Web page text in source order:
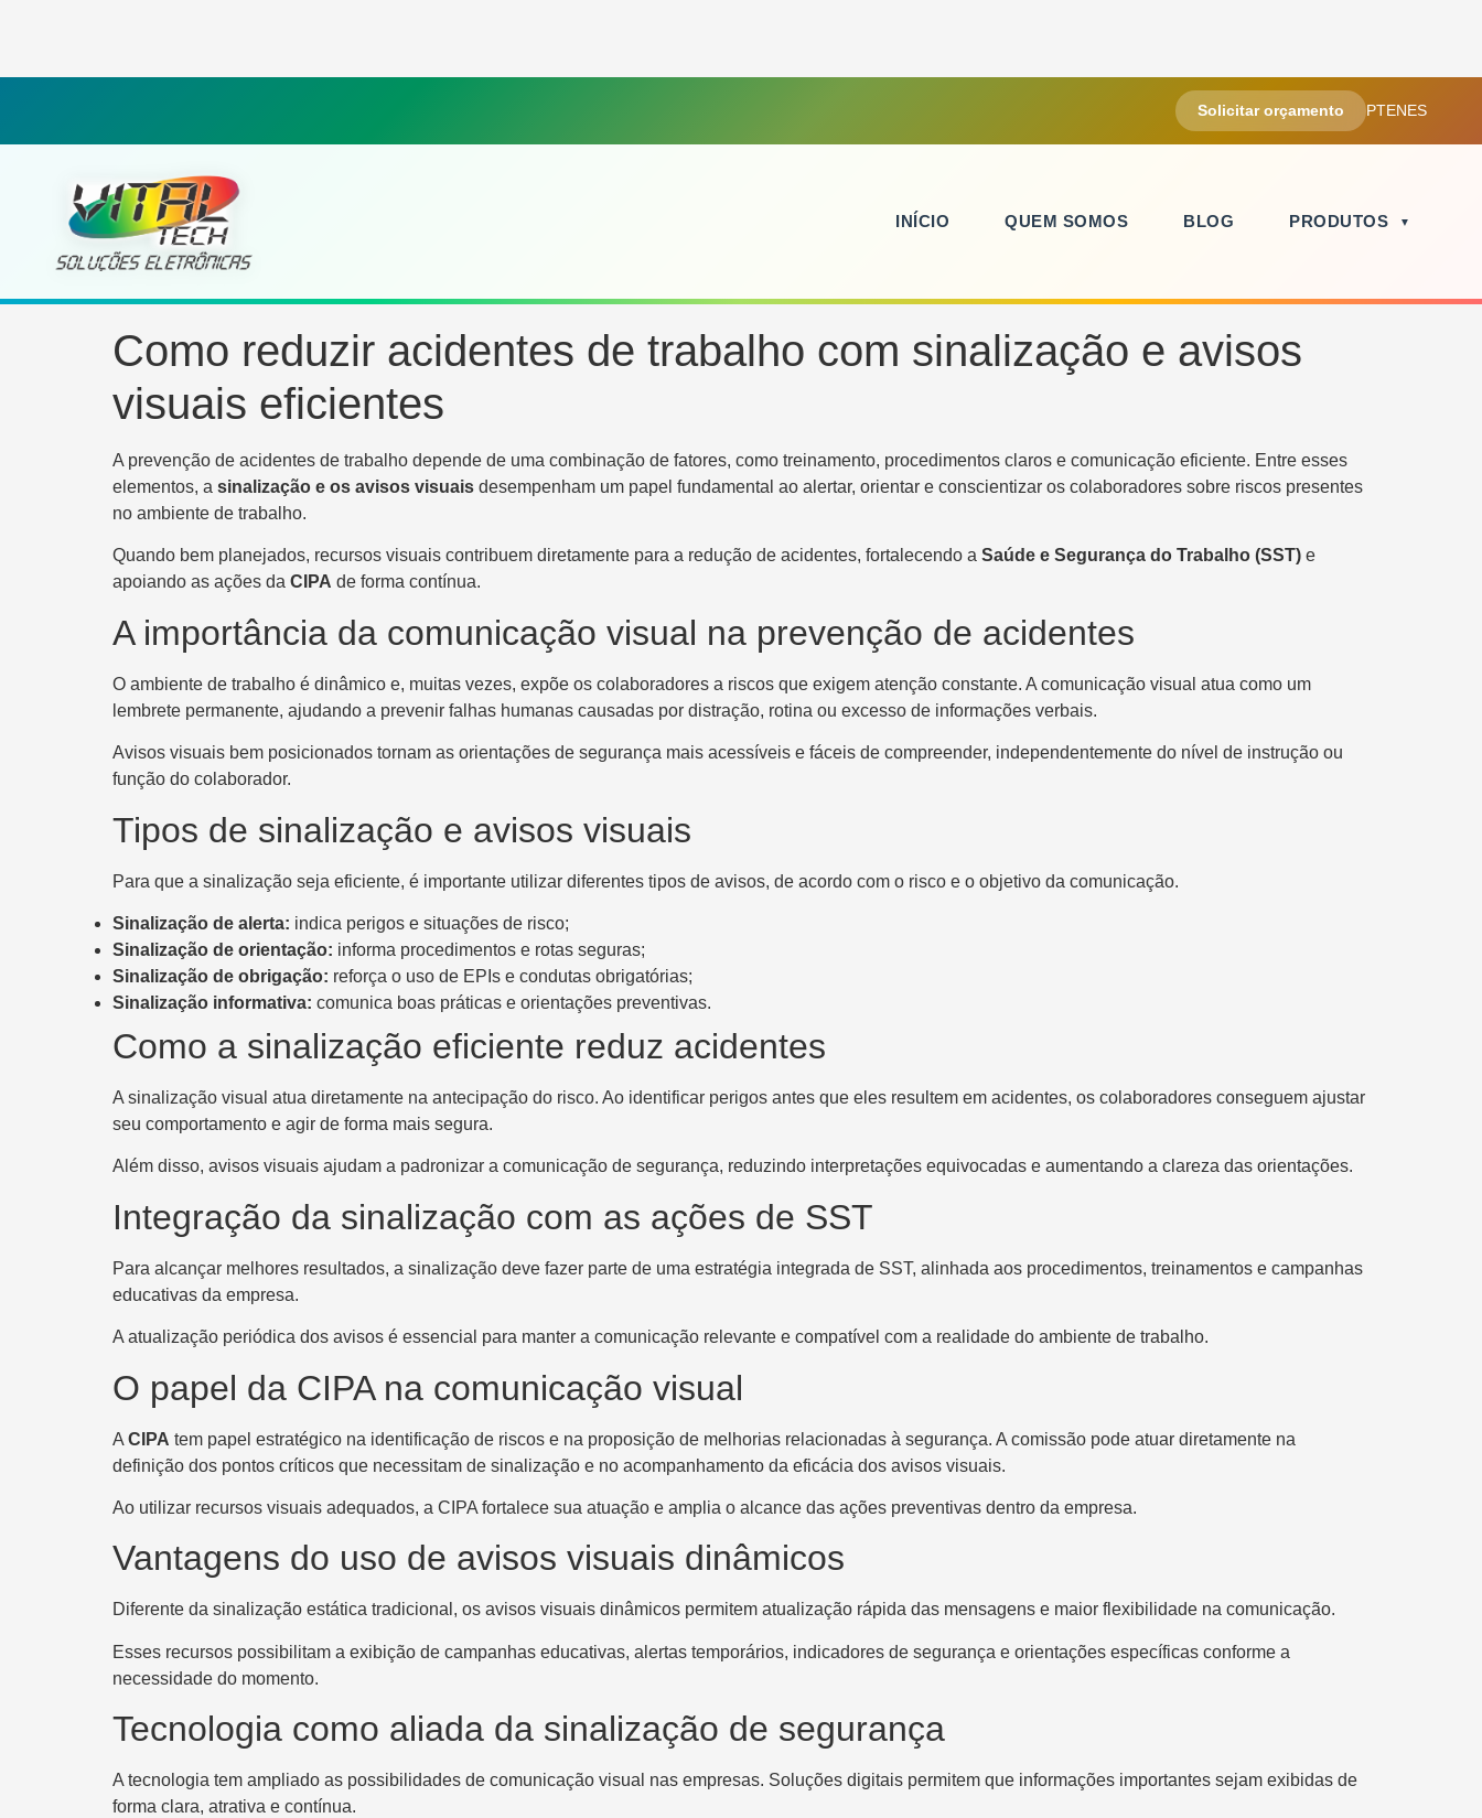
Solicitar orçamento PTENES
INÍCIO QUEM SOMOS BLOG PRODUTOS
Como reduzir acidentes de trabalho com sinalização e avisos
visuais eficientes
A prevenção de acidentes de trabalho depende de uma combinação de fatores, como treinamento, procedimentos claros e comunicação eficiente. Entre esses
elementos, a sinalização e os avisos visuais desempenham um papel fundamental ao alertar, orientar e conscientizar os colaboradores sobre riscos presentes
no ambiente de trabalho.
Quando bem planejados, recursos visuais contribuem diretamente para a redução de acidentes, fortalecendo a Saúde e Segurança do Trabalho (SST) e
apoiando as ações da CIPA de forma contínua.
A importância da comunicação visual na prevenção de acidentes
O ambiente de trabalho é dinâmico e, muitas vezes, expõe os colaboradores a riscos que exigem atenção constante. A comunicação visual atua como um
lembrete permanente, ajudando a prevenir falhas humanas causadas por distração, rotina ou excesso de informações verbais.
Avisos visuais bem posicionados tornam as orientações de segurança mais acessíveis e fáceis de compreender, independentemente do nível de instrução ou
função do colaborador.
Tipos de sinalização e avisos visuais
Para que a sinalização seja eficiente, é importante utilizar diferentes tipos de avisos, de acordo com o risco e o objetivo da comunicação.
Sinalização de alerta: indica perigos e situações de risco;
Sinalização de orientação: informa procedimentos e rotas seguras;
Sinalização de obrigação: reforça o uso de EPIs e condutas obrigatórias;
Sinalização informativa: comunica boas práticas e orientações preventivas.
Como a sinalização eficiente reduz acidentes
A sinalização visual atua diretamente na antecipação do risco. Ao identificar perigos antes que eles resultem em acidentes, os colaboradores conseguem ajustar
seu comportamento e agir de forma mais segura.
Além disso, avisos visuais ajudam a padronizar a comunicação de segurança, reduzindo interpretações equivocadas e aumentando a clareza das orientações.
Integração da sinalização com as ações de SST
Para alcançar melhores resultados, a sinalização deve fazer parte de uma estratégia integrada de SST, alinhada aos procedimentos, treinamentos e campanhas
educativas da empresa.
A atualização periódica dos avisos é essencial para manter a comunicação relevante e compatível com a realidade do ambiente de trabalho.
O papel da CIPA na comunicação visual
A CIPA tem papel estratégico na identificação de riscos e na proposição de melhorias relacionadas à segurança. A comissão pode atuar diretamente na
definição dos pontos críticos que necessitam de sinalização e no acompanhamento da eficácia dos avisos visuais.
Ao utilizar recursos visuais adequados, a CIPA fortalece sua atuação e amplia o alcance das ações preventivas dentro da empresa.
Vantagens do uso de avisos visuais dinâmicos
Diferente da sinalização estática tradicional, os avisos visuais dinâmicos permitem atualização rápida das mensagens e maior flexibilidade na comunicação.
Esses recursos possibilitam a exibição de campanhas educativas, alertas temporários, indicadores de segurança e orientações específicas conforme a
necessidade do momento.
Tecnologia como aliada da sinalização de segurança
A tecnologia tem ampliado as possibilidades de comunicação visual nas empresas. Soluções digitais permitem que informações importantes sejam exibidas de
forma clara, atrativa e contínua.